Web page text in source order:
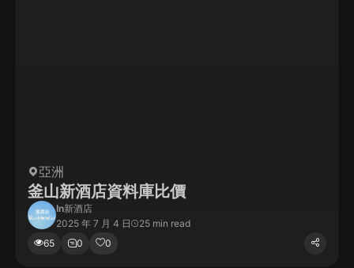
亞洲
釜山新酒店資料庫比價
In新酒店
2025 年 7 月 4 日
25 min read
65
0 0